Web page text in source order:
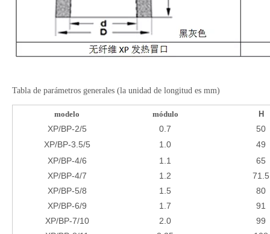
Tabla de parámetros generales (la unidad de longitud es mm)
modelo módulo H
XP/BP-2/5 0.7
50
XP/BP-3.5/5
1.0
49
XP/BP-4/6
1.1
65
XP/BP-4/7
1.2
71.5
XP/BP-5/8
1.5
80
XP/BP-6/9
1.7
91
XP/BP-7/10
2.0
99